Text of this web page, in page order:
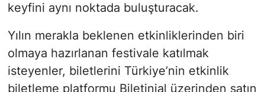
keyfini aynı noktada buluşturacak.
Yılın merakla beklenen etkinliklerinden biri
olmaya hazırlanan festivale katılmak
isteyenler, biletlerini Türkiye’nin etkinlik
biletleme platformu Biletinial üzerinden satın